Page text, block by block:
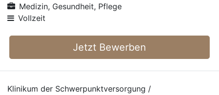
Medizin, Gesundheit, Pflege
Vollzeit
Jetzt Bewerben
Klinikum der Schwerpunktversorgung /